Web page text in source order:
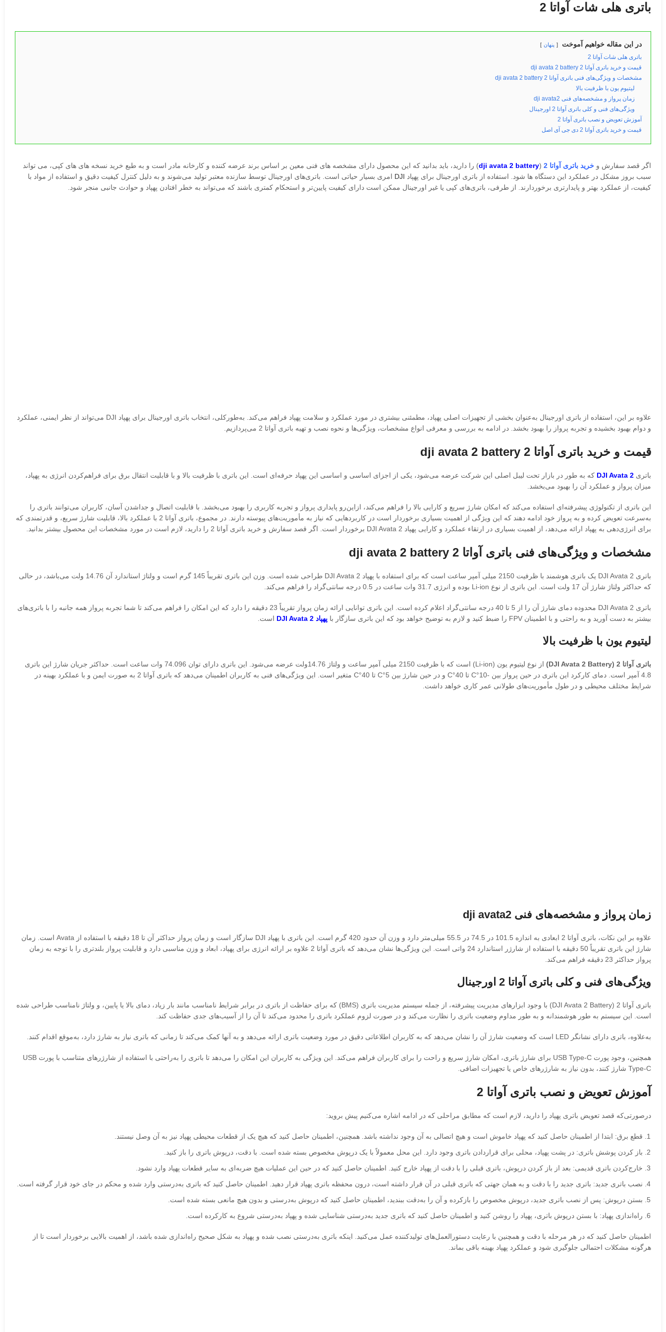
باتری هلی شات آواتا 2
در این مقاله خواهیم آموخت پنهان
باتری هلی شات آواتا 2
قیمت و خرید باتری آواتا 2 dji avata 2 battery
مشخصات و ویژگی‌های فنی باتری آواتا 2 dji avata 2 battery
لیتیوم یون با ظرفیت بالا
زمان پرواز و مشخصه‌های فنی dji avata2
ویژگی‌های فنی و کلی باتری آواتا 2 اورجینال
آموزش تعویض و نصب باتری آواتا 2
قیمت و خرید باتری آواتا 2 دی جی آی اصل
اگر قصد سفارش وخرید باتری آواتا 2 (
dji avata 2 battery) را دارید، باید بدانید که این محصول دارای مشخصه های فنی معین بر اساس برند عرضه کننده و کارخانه مادر است و به طبع خرید نسخه های های کپی، می تواند
سبب بروز مشکل در عملکرد این دستگاه ها شود. استفاده از باتری اورجینال برای پهپاد DJI امری بسیار حیاتی است. باتری‌های اورجینال توسط سازنده معتبر تولید می‌شوند و به دلیل کنترل کیفیت دقیق و استفاده از مواد با
کیفیت، از عملکرد بهتر و پایدارتری برخوردارند. از طرفی، باتری‌های کپی یا غیر اورجینال ممکن است دارای کیفیت پایین‌تر و استحکام کمتری باشند که می‌تواند به خطر افتادن پهپاد و حوادث جانبی منجر شود.
علاوه بر این، استفاده از باتری اورجینال به‌عنوان بخشی از تجهیزات اصلی پهپاد، مطمئنی بیشتری در مورد عملکرد و سلامت پهپاد فراهم می‌کند. به‌طورکلی، انتخاب باتری اورجینال برای پهپاد DJI می‌تواند از نظر ایمنی، عملکرد
و دوام بهبود بخشیده و تجربه پرواز را بهبود بخشد. در ادامه به بررسی و معرفی انواع مشخصات، ویژگی‌ها و نحوه نصب و تهیه باتری آواتا 2 می‌پردازیم.
قیمت و خرید باتری آواتا 2 dji avata 2 battery
باتریDJI Avata 2 که به طور در بازار تحت لیبل اصلی این شرکت عرضه می‌شود، یکی از اجزای اساسی و اساسی این پهپاد حرفه‌ای است. این باتری با ظرفیت بالا و با قابلیت انتقال برق برای فراهم‌کردن انرژی به پهپاد،
میزان پرواز و عملکرد آن را بهبود می‌بخشد.
این باتری از تکنولوژی پیشرفته‌ای استفاده می‌کند که امکان شارژ سریع و کارایی بالا را فراهم می‌کند، ازاین‌رو پایداری پرواز و تجربه کاربری را بهبود می‌بخشد. با قابلیت اتصال و جداشدن آسان، کاربران می‌توانند باتری را
به‌سرعت تعویض کرده و به پرواز خود ادامه دهند که این ویژگی از اهمیت بسیاری برخوردار است در کاربردهایی که نیاز به مأموریت‌های پیوسته دارند. در مجموع، باتری آواتا 2 با عملکرد بالا، قابلیت شارژ سریع، و قدرتمندی که
برای انرژی‌دهی به پهپاد ارائه می‌دهد، از اهمیت بسیاری در ارتقاء عملکرد و کارایی پهپاد DJI Avata 2 برخوردار است. اگر قصد سفارش و خرید باتری آواتا 2 را دارید، لازم است در مورد مشخصات این محصول بیشتر بدانید.
مشخصات و ویژگی‌های فنی باتری آواتا 2 dji avata 2 battery
باتری DJI Avata 2 یک باتری هوشمند با ظرفیت 2150 میلی آمپر ساعت است که برای استفاده با پهپاد DJI Avata 2 طراحی شده است. وزن این باتری تقریباً 145 گرم است و ولتاژ استاندارد آن 14.76 ولت می‌باشد، در حالی
که حداکثر ولتاژ شارژ آن 17 ولت است. این باتری از نوع Li-ion بوده و انرژی 31.7 وات ساعت در 0.5 درجه سانتی‌گراد را فراهم می‌کند.
باتری DJI Avata 2 محدوده دمای شارژ آن را از 5 تا 40 درجه سانتی‌گراد اعلام کرده است. این باتری توانایی ارائه زمان پرواز تقریباً 23 دقیقه را دارد که این امکان را فراهم می‌کند تا شما تجربه پرواز همه جانبه را با باتری‌های
بیشتر به دست آورید و به راحتی و با اطمینان FPV را ضبط کنید و لازم به توضیح خواهد بود که این باتری سازگار با
پهپاد DJI Avata 2 است.
لیتیوم یون با ظرفیت بالا
باتری آواتا 2 (DJI Avata 2 Battery)
از نوع لیتیوم یون (Li-ion) است که با ظرفیت 2150 میلی آمپر ساعت و ولتاژ 14.76ولت عرضه می‌شود. این باتری دارای توان 74.096 وات ساعت است. حداکثر جریان شارژ این باتری
4.8 آمپر است. دمای کارکرد این باتری در حین پرواز بین -10°C تا 40°C و در حین شارژ بین 5°C تا 40°C متغیر است. این ویژگی‌های فنی به کاربران اطمینان می‌دهد که باتری آواتا 2 به صورت ایمن و با عملکرد بهینه در
شرایط مختلف محیطی و در طول مأموریت‌های طولانی عمر کاری خواهد داشت.
زمان پرواز و مشخصه‌های فنی dji avata2
علاوه بر این نکات، باتری آواتا 2 ابعادی به اندازه 101.5 در 74.5 در 55.5 میلی‌متر دارد و وزن آن حدود 420 گرم است. این باتری با پهپاد DJI سازگار است و زمان پرواز حداکثر آن تا 18 دقیقه با استفاده از Avata است. زمان
شارژ این باتری تقریباً 50 دقیقه با استفاده از شارژر استاندارد 24 واتی است. این ویژگی‌ها نشان می‌دهد که باتری آواتا 2 علاوه بر ارائه انرژی برای پهپاد، ابعاد و وزن مناسبی دارد و قابلیت پرواز بلندتری را با توجه به زمان
پرواز حداکثر 23 دقیقه فراهم می‌کند.
ویژگی‌های فنی و کلی باتری آواتا 2 اورجینال
باتری آواتا 2 (DJI Avata 2 Battery) با وجود ابزارهای مدیریت پیشرفته، از جمله سیستم مدیریت باتری (BMS) که برای حفاظت از باتری در برابر شرایط نامناسب مانند بار زیاد، دمای بالا یا پایین، و ولتاژ نامناسب طراحی شده
است. این سیستم به طور هوشمندانه و به طور مداوم وضعیت باتری را نظارت می‌کند و در صورت لزوم عملکرد باتری را محدود می‌کند تا آن را از آسیب‌های جدی حفاظت کند.
به‌علاوه، باتری دارای نشانگر LED است که وضعیت شارژ آن را نشان می‌دهد که به کاربران اطلاعاتی دقیق در مورد وضعیت باتری ارائه می‌دهد و به آنها کمک می‌کند تا زمانی که باتری نیاز به شارژ دارد، به‌موقع اقدام کنند.
همچنین، وجود پورت USB Type-C برای شارژ باتری، امکان شارژ سریع و راحت را برای کاربران فراهم می‌کند. این ویژگی به کاربران این امکان را می‌دهد تا باتری را به‌راحتی با استفاده از شارژرهای متناسب با پورت USB
Type-C شارژ کنند، بدون نیاز به شارژرهای خاص یا تجهیزات اضافی.
آموزش تعویض و نصب باتری آواتا 2
درصورتی‌که قصد تعویض باتری پهپاد را دارید، لازم است که مطابق مراحلی که در ادامه اشاره می‌کنیم پیش بروید:
قطع برق: ابتدا از اطمینان حاصل کنید که پهپاد خاموش است و هیچ اتصالی به آن وجود نداشته باشد. همچنین، اطمینان حاصل کنید که هیچ یک از قطعات محیطی پهپاد نیز به آن وصل نیستند.
باز کردن پوشش باتری: در پشت پهپاد، محلی برای قراردادن باتری وجود دارد. این محل معمولاً با یک درپوش مخصوص بسته شده است. با دقت، درپوش باتری را باز کنید.
خارج‌کردن باتری قدیمی: بعد از باز کردن درپوش، باتری قبلی را با دقت از پهپاد خارج کنید. اطمینان حاصل کنید که در حین این عملیات هیچ ضربه‌ای به سایر قطعات پهپاد وارد نشود.
نصب باتری جدید: باتری جدید را با دقت و به همان جهتی که باتری قبلی در آن قرار داشته است، درون محفظه باتری پهپاد قرار دهید. اطمینان حاصل کنید که باتری به‌درستی وارد شده و محکم در جای خود قرار گرفته است.
بستن درپوش: پس از نصب باتری جدید، درپوش مخصوص را بازکرده و آن را به‌دقت ببندید، اطمینان حاصل کنید که درپوش به‌درستی و بدون هیچ مانعی بسته شده است.
راه‌اندازی پهپاد: با بستن درپوش باتری، پهپاد را روشن کنید و اطمینان حاصل کنید که باتری جدید به‌درستی شناسایی شده و پهپاد به‌درستی شروع به کارکرده است.
اطمینان حاصل کنید که در هر مرحله با دقت و همچنین با رعایت دستورالعمل‌های تولیدکننده عمل می‌کنید. اینکه باتری به‌درستی نصب شده و پهپاد به شکل صحیح راه‌اندازی شده باشد، از اهمیت بالایی برخوردار است تا از
هرگونه مشکلات احتمالی جلوگیری شود و عملکرد پهپاد بهینه باقی بماند.